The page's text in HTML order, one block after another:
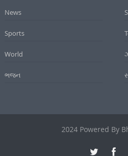
News
Sports
World
ભજન
2024 Powered By